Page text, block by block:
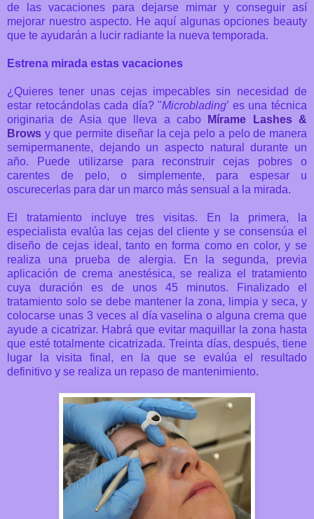
de las vacaciones para dejarse mimar y conseguir así
mejorar nuestro aspecto. He aquí algunas opciones beauty
que te ayudarán a lucir radiante la nueva temporada.
Estrena mirada estas vacaciones
¿Quieres tener unas cejas impecables sin necesidad de
estar retocándolas cada día? "Microblading’ es una técnica
originaria de Asia que lleva a cabo
Mírame Lashes &
Brows y que permite diseñar la ceja pelo a pelo de manera
semipermanente, dejando un aspecto natural durante un
año. Puede utilizarse para reconstruir cejas pobres o
carentes de pelo, o simplemente, para espesar u
oscurecerlas para dar un marco más sensual a la mirada.
El tratamiento incluye tres visitas. En la primera, la
especialista evalúa las cejas del cliente y se consensúa el
diseño de cejas ideal, tanto en forma como en color, y se
realiza una prueba de alergia. En la segunda, previa
aplicación de crema anestésica, se realiza el tratamiento
cuya duración es de unos 45 minutos. Finalizado el
tratamiento solo se debe mantener la zona, limpia y seca, y
colocarse unas 3 veces al día vaselina o alguna crema que
ayude a cicatrizar. Habrá que evitar maquillar la zona hasta
que esté totalmente cicatrizada. Treinta días, después, tiene
lugar la visita final, en la que se evalúa el resultado
definitivo y se realiza un repaso de mantenimiento.